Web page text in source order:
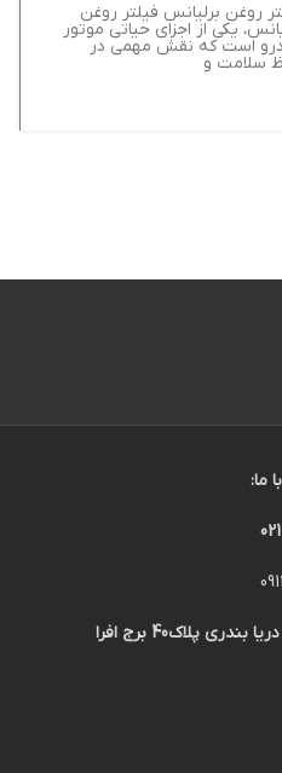
روغن برلیانس فیلتر روغن
یکی از اجزای حیاتی موتور
است که نقش مهمی در
سلامت و
ما:
پلاک40 برج افرا